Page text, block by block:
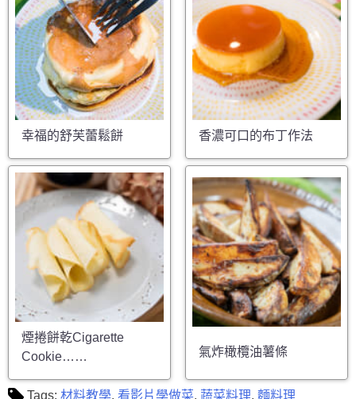
幸福的舒芙蕾鬆餅 香濃可口的布丁作法
煙捲餅乾Cigarette
Cookie……
氣炸橄欖油薯條
Tags: 材料教學, 看影片學做菜, 蔬菜料理, 麵料理